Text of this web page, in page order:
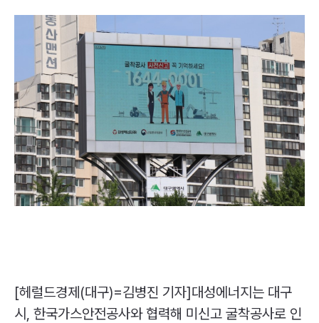
[헤럴드경제(대구)=김병진 기자]대성에너지는 대구
시, 한국가스안전공사와 협력해 미신고 굴착공사로 인